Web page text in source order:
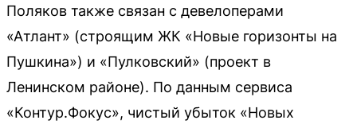
Поляков также связан с девелоперами
«Атлант» (строящим ЖК «Новые горизонты на
Пушкина») и «Пулковский» (проект в
Ленинском районе). По данным сервиса
«Контур.Фокус», чистый убыток «Новых